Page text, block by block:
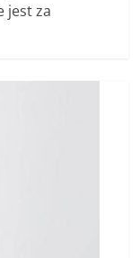
jest za